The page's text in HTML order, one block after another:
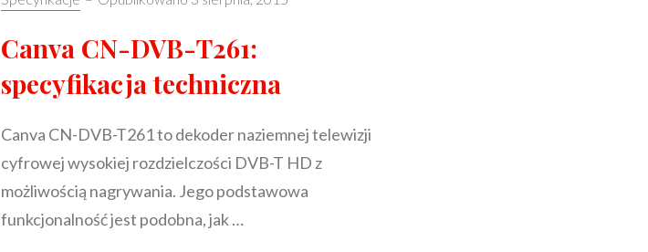
Canva CN-DVB-T261:
specyfikacja techniczna
Canva CN-DVB-T261 to dekoder naziemnej telewizji
cyfrowej wysokiej rozdzielczości DVB-T HD z
możliwością nagrywania. Jego podstawowa
funkcjonalność jest podobna, jak …